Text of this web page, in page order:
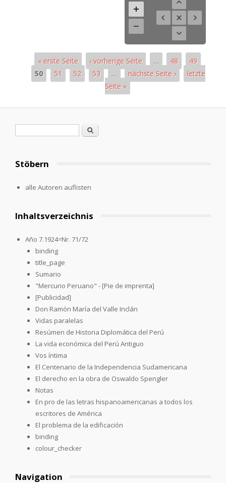
« erste Seite ‹ vorherige Seite … 48
49
50
51 52 53 … nächste Seite ›
letzte
Seite »
Suche
Stöbern
alle Autoren auflisten
Inhaltsverzeichnis
Año 7.1924=Nr. 71/72
binding
title_page
Sumario
"Mercurio Peruano" - [Pie de imprenta]
[Publicidad]
Don Ramón María del Valle Inclán
Vidas paralelas
Resúmen de Historia Diplomática del Perú
La vida económica del Perú Antiguo
Vos íntima
El Centenario de la Independencia Sudamericana
El derecho en la obra de Oswaldo Spengler
Notas
En pro de las letras hispanoamericanas a todos los
escritores de América
El problema de la edificación
binding
colour_checker
Navigation